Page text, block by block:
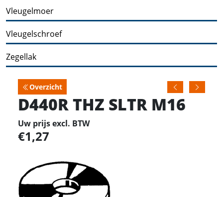
Vleugelmoer
Vleugelschroef
Zegellak
Overzicht
D440R THZ SLTR M16
Uw prijs excl. BTW
1,27